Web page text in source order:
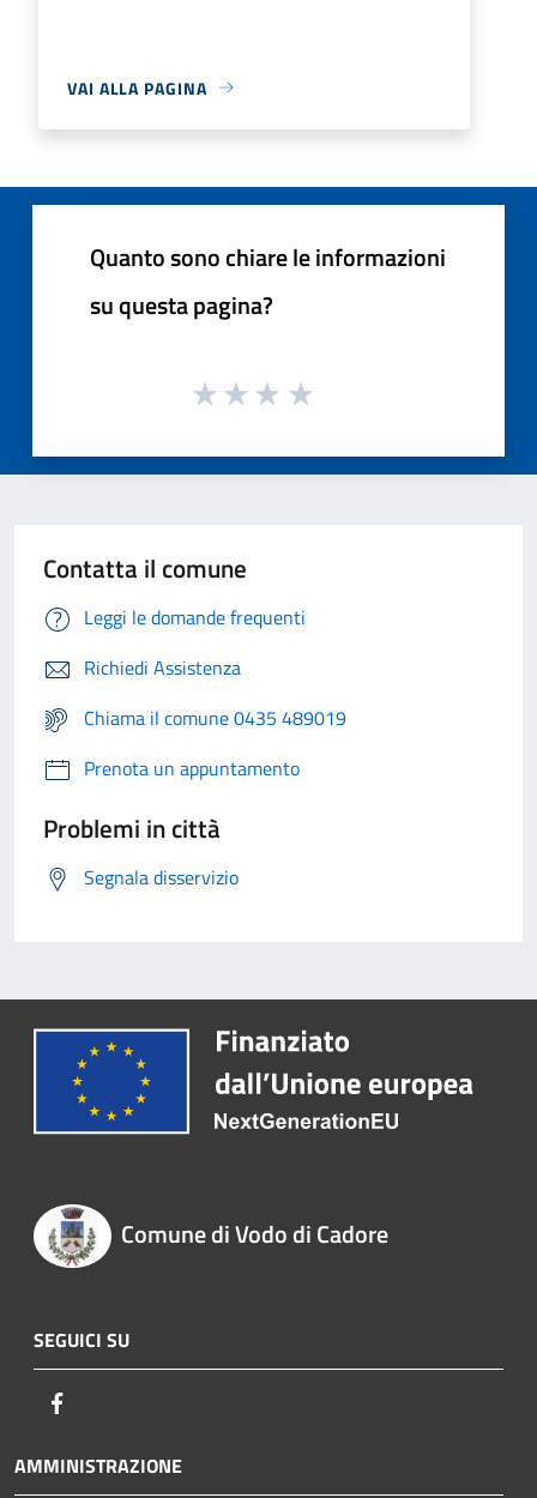
VAI ALLA PAGINA
Quanto sono chiare le informazioni
su questa pagina?
Contatta il comune
Leggi le domande frequenti
Richiedi Assistenza
Chiama il comune 0435 489019
Prenota un appuntamento
Problemi in città
Segnala disservizio
Comune di Vodo di Cadore
SEGUICI SU
AMMINISTRAZIONE